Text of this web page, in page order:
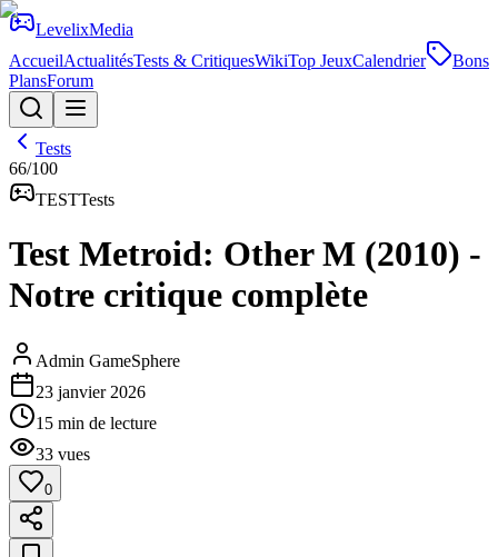
LevelixMedia
AccueilActualitésTests & CritiquesWikiTop JeuxCalendrier
Bons
PlansForum
Tests
66/100
TESTTests
Test Metroid: Other M (2010) -
Notre critique complète
Admin GameSphere
23 janvier 2026
15 min de lecture
33 vues
0